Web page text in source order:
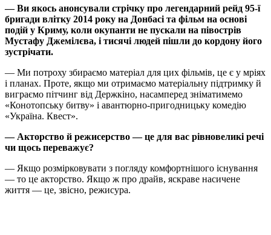
— Ви якось анонсували стрічку про легендарний рейд 95-ї
бригади влітку 2014 року на Донбасі та фільм на основі
подій у Криму, коли окупанти не пускали на півострів
Мустафу Джемілєва, і тисячі людей пішли до кордону його
зустрічати.
— Ми потроху збираємо матеріал для цих фільмів, це є у мріях
і планах. Проте, якщо ми отримаємо матеріальну підтримку й
виграємо пітчинг від Держкіно, насамперед зніматимемо
«Конотопську битву» і авантюрно-пригодницьку комедію
«Україна. Квест».
— Акторство й режисерство — це для вас рівновеликі речі
чи щось переважує?
— Якщо розмірковувати з погляду комфортнішого існування
— то це акторство. Якщо ж про драйв, яскраве насичене
життя — це, звісно, режисура.